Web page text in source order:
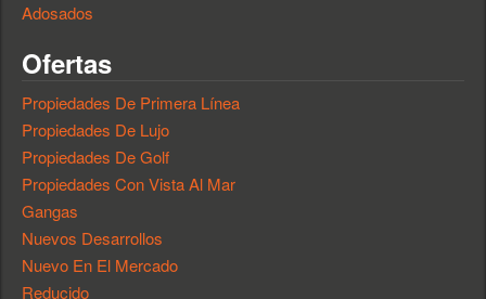
Adosados
Ofertas
Propiedades De Primera Línea
Propiedades De Lujo
Propiedades De Golf
Propiedades Con Vista Al Mar
Gangas
Nuevos Desarrollos
Nuevo En El Mercado
Reducido